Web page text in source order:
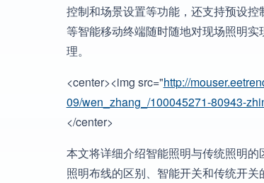
控制和场景设置等功能，还支持预设
等智能移动终端随时随地对现场照明
理。
<center><img src="http://
09/wen_zhang_/100045271-80943-
</center>
本文将详细介绍智能照明与传统照明
照明布线的区别、智能开关和传统开关